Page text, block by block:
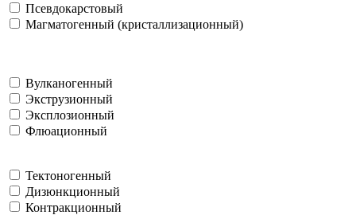
Псевдокарстовый
Магматогенный (кристаллизационный)
Вулканогенный
Экструзионный
Эксплозионный
Флюационный
Тектоногенный
Дизюнкционный
Контракционный